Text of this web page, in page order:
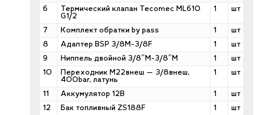
6
Термический клапан Tecomec ML610
G1/2
1 шт
7 Комплект обратки by pass 1
шт
8
Адаптер BSP 3/8M-3/8F 1
шт
9
Ниппель двойной 3/8″М-3/8″М 1
шт
10
Переходник М22внеш — 3/8внеш,
400bar, латунь
1 шт
11 Аккумулятор 12В 1
шт
12
Бак топливный ZS188F 1
шт